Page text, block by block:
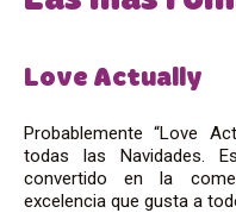
Love Actually
Probablemente “Love
todas las Navidades.
convertido en la
excelencia que gusta a